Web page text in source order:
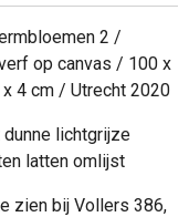
2 /
op canvas / 100 x
x 4 cm / Utrecht 2020
dunne lichtgrijze
latten omlijst
zien bij Vollers 386,